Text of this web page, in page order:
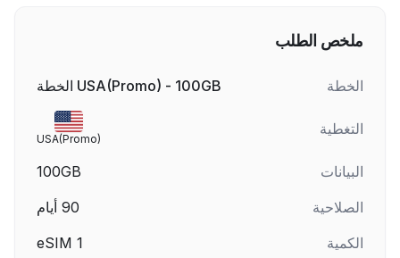
ملخص الطلب
الخطة USA(Promo) - 100GB الخطة
التغطية
USA(Promo)
البيانات
100GB
الصلاحية
90 أيام
الكمية
1